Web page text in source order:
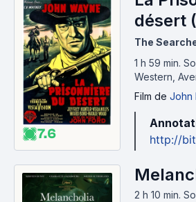
7.6
désert
The
1 h 59 min.
Western,
Film de John
http://
2 h 10 min.